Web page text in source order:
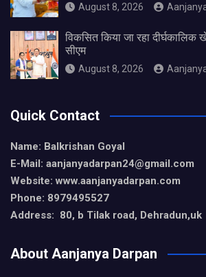
August 8, 2026
विकसित किया जा रहा दीर्घकालिक
सीएम
August 8, 2026
Quick Contact
Name: Balkrishan Goyal
E-Mail: aanjanyadarpan24@gmail.com
Website: www.aanjanyadarpan.com
Phone: 8979495527
Address: 80, b Tilak road, Dehradun,uk
About Aanjanya Darpan